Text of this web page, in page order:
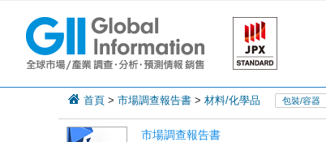
首頁 > 市場調查報告書 > 材料/化學品 包裝/容器
市場調查報告書